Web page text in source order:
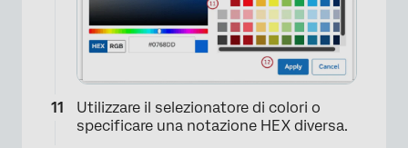
×
Utilizzare il selezionatore di colori o
specificare una notazione HEX diversa.